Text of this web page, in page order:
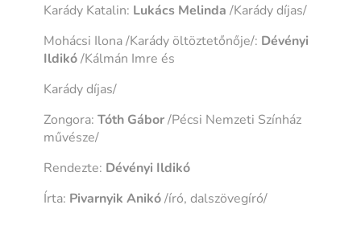
Karády Katalin: Lukács Melinda/Karády díjas/
Mohácsi Ilona /Karády öltöztetőnője/: Dévényi
Ildikó/Kálmán Imre és
Karády díjas/
Zongora:Tóth Gábor/Pécsi Nemzeti Színház
művésze/
Rendezte: Dévényi Ildikó
Írta: Pivarnyik Anikó/író, dalszövegíró/